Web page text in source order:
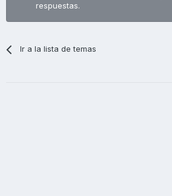
respuestas.
Ir a la lista de temas